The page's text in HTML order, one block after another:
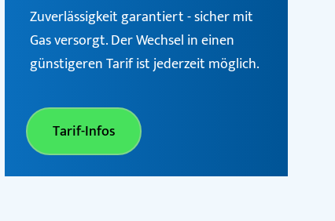
Zuverlässigkeit garantiert - sicher mit
Gas versorgt. Der Wechsel in einen
günstigeren Tarif ist jederzeit möglich.
Tarif-Infos